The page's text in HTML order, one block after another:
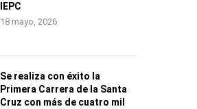
IEPC
18 mayo, 2026
Se realiza con éxito la
Primera Carrera de la Santa
Cruz con más de cuatro mil